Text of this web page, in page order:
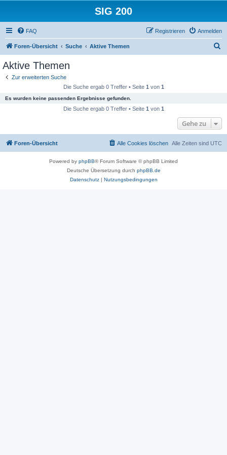
SIG 200
FAQ Anmelden
Registrieren
Foren-Übersicht Suche Aktive Themen
Aktive Themen
Zur erweiterten Suche
Die Suche ergab 0 Treffer • Seite 1 von 1
Es wurden keine passenden Ergebnisse gefunden.
Die Suche ergab 0 Treffer • Seite 1 von 1
Gehe zu
Foren-Übersicht Alle Zeiten sind UTC
Alle Cookies löschen
Powered by phpBB® Forum Software © phpBB Limited
Deutsche Übersetzung durch phpBB.de
Datenschutz| Nutzungsbedingungen